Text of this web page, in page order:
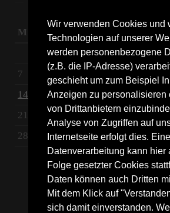
Wir verwenden Cookies und
Technologien auf unserer
werden personenbezogene
(z.B. die IP-Adresse)
geschieht um zum Beispiel
Anzeigen zu personalisieren
von Drittanbietern
Analyse von Zugriffen auf
Internetseite erfolgt dies. Eine
Datenverarbeitung kann hier
Folge gesetzter Cookies
Daten können auch Dritten
Mit dem Klick auf
sich damit einverstanden.
M
D M D F
1 2 3 4
7
10 11
14
15 16 17 18
21
22 23 24 25
28
29 30 31